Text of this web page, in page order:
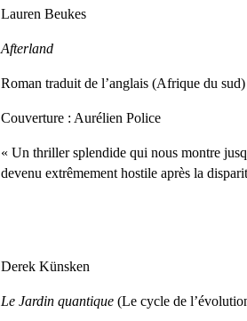
Lauren Beukes
Afterland
Roman traduit de l’anglais (Afrique du
Couverture : Aurélien Police
« Un thriller splendide qui nous montre
devenu extrêmement hostile après la
Derek Künsken
Le Jardin quantique(Le cycle de